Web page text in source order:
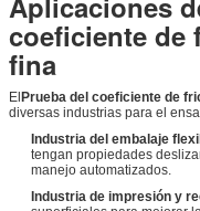
coeficiente de
fina
ElPrueba del coeficiente de
diversas industrias para el
Industria del embalaje
tengan propiedades
manejo automatizados.
Industria de impresión y